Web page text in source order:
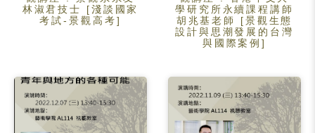
林淑君技士 [淺談國家
考試-景觀高考]
學研究所永續課程講師
胡兆基老師 [景觀生態
設計與思潮發展的台灣
與國際案例]